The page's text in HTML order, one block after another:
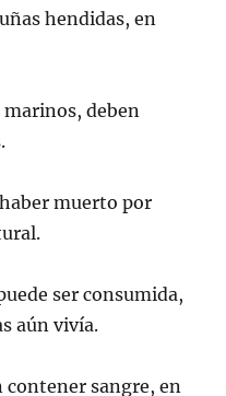
hendidas, en
marinos, deben
muerto por
ser consumida,
aún vivía.
contener sangre, en